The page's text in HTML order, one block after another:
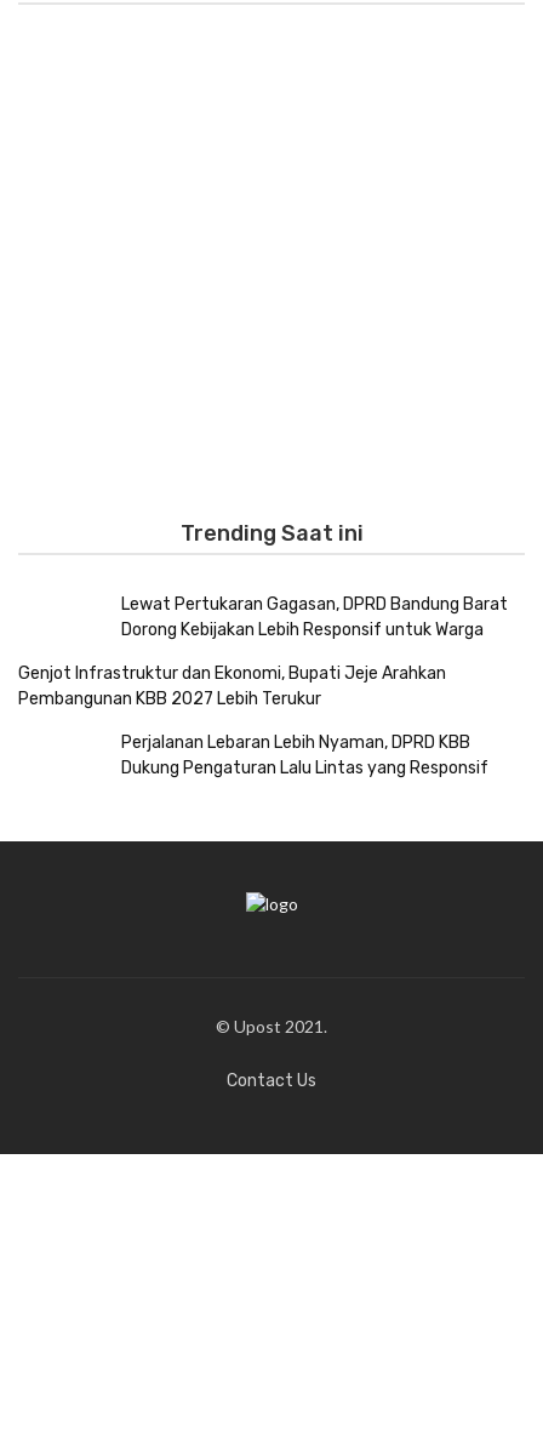
Trending Saat ini
Lewat Pertukaran Gagasan, DPRD Bandung Barat
Dorong Kebijakan Lebih Responsif untuk Warga
Genjot Infrastruktur dan Ekonomi, Bupati Jeje Arahkan
Pembangunan KBB 2027 Lebih Terukur
Perjalanan Lebaran Lebih Nyaman, DPRD KBB
Dukung Pengaturan Lalu Lintas yang Responsif
© Upost 2021.
Contact Us